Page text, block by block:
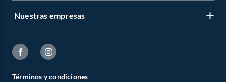
Nuestras empresas
Términos y condiciones